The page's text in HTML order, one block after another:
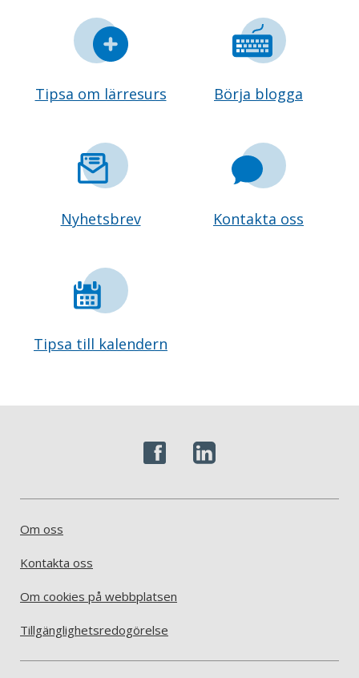
Tipsa om lärresurs Börja blogga
Nyhetsbrev Kontakta oss
Tipsa till kalendern
Om oss
Kontakta oss
Om cookies på webbplatsen
Tillgänglighetsredogörelse